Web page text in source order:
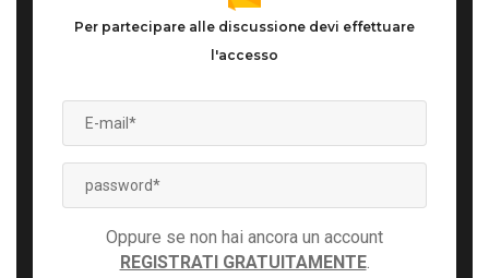
Per partecipare alle discussione devi effettuare
l'accesso
Oppure se non hai ancora un account
REGISTRATI GRATUITAMENTE.